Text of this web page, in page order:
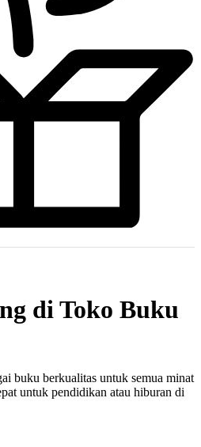
di Toko Buku
buku berkualitas untuk semua minat
untuk pendidikan atau hiburan di